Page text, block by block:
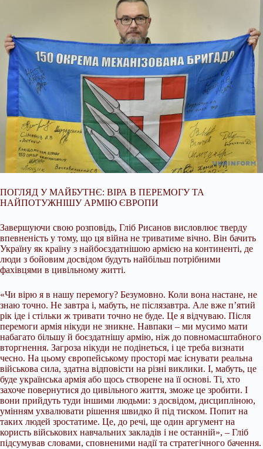
ПОГЛЯД У МАЙБУТНЄ: ВІРА В ПЕРЕМОГУ ТА
НАЙПОТУЖНІШУ АРМІЮ ЄВРОПИ
Завершуючи свою розповідь, Гліб Рисанов висловлює тверду
впевненість у тому, що ця війна не триватиме вічно. Він бачить
Україну як країну з найбоєздатнішою армією на континенті, де
люди з бойовим досвідом будуть найбільш потрібними
фахівцями в цивільному житті.
«Чи вірю я в нашу перемогу? Безумовно. Коли вона настане, не
знаю точно. Не завтра і, мабуть, не післязавтра. Але вже п’ятий
рік іде і стільки ж тривати точно не буде. Це я відчуваю. Після
перемоги армія нікуди не зникне. Навпаки – ми мусимо мати
набагато більшу й боєздатнішу армію, ніж до повномасштабного
вторгнення. Загроза нікуди не подінеться, і це треба визнати
чесно. На цьому європейському просторі має існувати реальна
військова сила, здатна відповісти на різні виклики. І, мабуть, це
буде українська армія або щось створене на її основі. Ті, хто
захоче повернутися до цивільного життя, зможе це зробити. І
вони прийдуть туди іншими людьми: з досвідом, дисципліною,
умінням ухвалювати рішення швидко й під тиском. Попит на
таких людей зростатиме. Це, до речі, ще один аргумент на
користь військових навчальних закладів і не останній», – Гліб
підсумував словами, сповненими надії та стратегічного бачення.